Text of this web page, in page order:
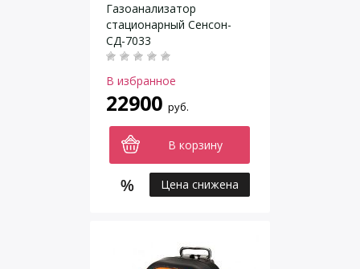
Газоанализатор
стационарный Сенсон-
СД-7033
В избранное
22900 руб.
В корзину
Цена снижена